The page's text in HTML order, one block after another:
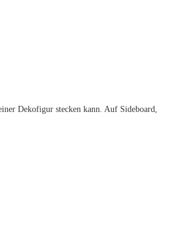
Dekofigur stecken kann. Auf Sideboard,